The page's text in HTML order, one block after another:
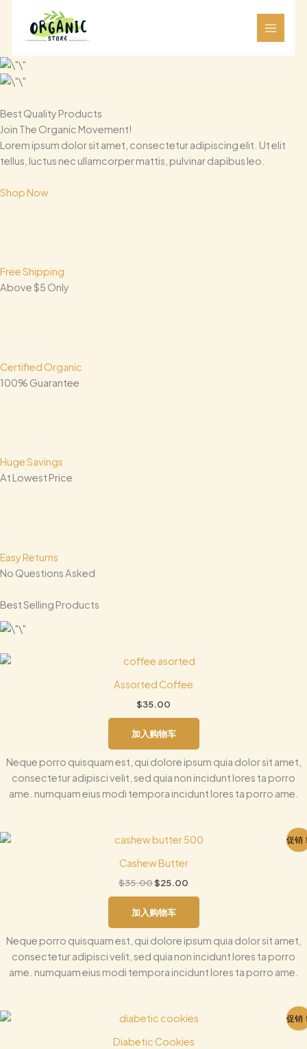
容
Best Quality Products
Join The Organic Movement!
Lorem ipsum dolor sit amet, consectetur adipiscing elit. Ut elit
tellus, luctus nec ullamcorper mattis, pulvinar dapibus leo.
Shop Now
Free Shipping
Above $5 Only
Certified Organic
100% Guarantee
Huge Savings
At Lowest Price
Easy Returns
No Questions Asked
Best Selling Products
Assorted Coffee
$35.00
加入购物车
Neque porro quisquam est, qui dolore ipsum quia dolor sit amet,
consectetur adipisci velit, sed quia non incidunt lores ta porro
ame. numquam eius modi tempora incidunt lores ta porro ame.
促销
Cashew Butter
$35.00
原
为：
$25.00
当
价
$25.00。
加入购物车
Neque porro quisquam est, qui dolore ipsum quia dolor sit amet,
consectetur adipisci velit, sed quia non incidunt lores ta porro
ame. numquam eius modi tempora incidunt lores ta porro ame.
促销
Diabetic Cookies
原
为：
当
价